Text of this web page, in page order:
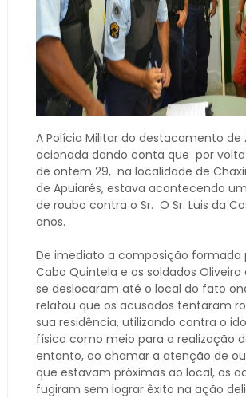
A Polícia Militar do destacamento de
acionada dando conta que por volta
de ontem 29, na localidade de
de Apuiarés, estava acontecendo
de roubo contra o Sr. O Sr. Luis da
anos.
De imediato a composição formada
Cabo Quintela e os soldados Oliveira
se deslocaram até o local do fato
relatou que os acusados tentaram
sua residência, utilizando contra o
física como meio para a realização
entanto, ao chamar a atenção de
que estavam próximas ao local, os
fugiram sem lograr êxito na ação